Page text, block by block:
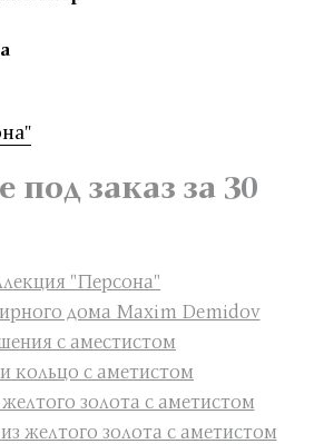
заказ за 30
"Персона"
дома Maxim Demidov
с аместистом
кольцо с аметистом
золота с аметистом
желтого золота с аметистом